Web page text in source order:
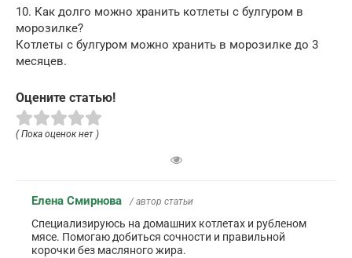
10. Как долго можно хранить котлеты с булгуром в
морозилке?
Котлеты с булгуром можно хранить в морозилке до 3
месяцев.
Оцените статью!
( Пока оценок нет )
Елена Смирнова / автор статьи
Специализируюсь на домашних котлетах и рубленом
мясе. Помогаю добиться сочности и правильной
корочки без масляного жира.